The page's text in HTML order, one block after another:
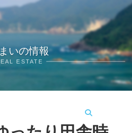
いの情報
ESTATE